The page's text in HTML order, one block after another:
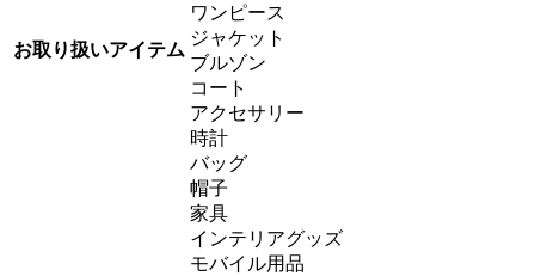
お取り扱いアイテム
ワンピース
ジャケット
ブルゾン
コート
アクセサリー
時計
バッグ
帽子
家具
インテリアグッズ
モバイル用品